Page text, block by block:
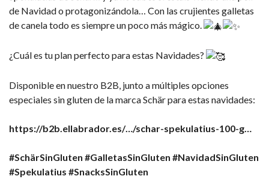
de Navidad o protagonizándola… Con las crujientes galletas
de canela todo es siempre un poco más mágico.
¿Cuál es tu plan perfecto para estas Navidades?
Disponible en nuestro B2B, junto a múltiples opciones
especiales sin gluten de la marca Schär para estas navidades:
https://b2b.ellabrador.es/…/schar-spekulatius-100-g…
#SchärSinGluten #GalletasSinGluten #NavidadSinGluten
#Spekulatius #SnacksSinGluten